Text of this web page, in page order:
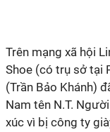
Trên mạng xã hội
Shoe (có trụ sở tại
(Trần Bảo Khánh)
Nam tên N.T.
xúc vì bị công ty